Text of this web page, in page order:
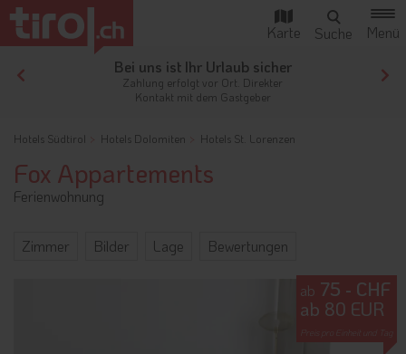
Bei uns ist Ihr Urlaub sicher
Zahlung erfolgt vor Ort. Direkter
Kontakt mit dem Gastgeber
Hotels Südtirol Hotels Dolomiten Hotels St. Lorenzen
Fox Appartements
Ferienwohnung
Zimmer Bilder Lage Bewertungen
ab 75 - CHF
ab 80 EUR